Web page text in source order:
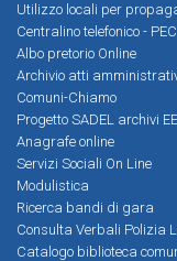
Utilizzo locali per
Centralino telefonico - PEC
Albo pretorio Online
Archivio atti
Comuni-Chiamo
Progetto SADEL archivi
Anagrafe online
Servizi Sociali On Line
Modulistica
Ricerca bandi di gara
Consulta Verbali Polizia
Catalogo biblioteca